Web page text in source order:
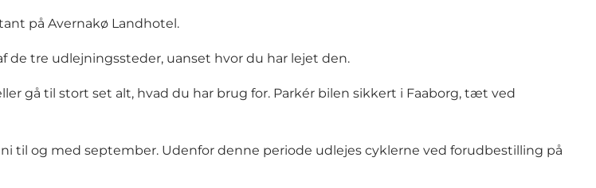
på Avernakø Landhotel.
tre udlejningssteder, uanset hvor du har lejet den.
gå til stort set alt, hvad du har brug for. Parkér bilen sikkert i Faaborg, tæt ved
til og med september. Udenfor denne periode udlejes cyklerne ved forudbestilling på